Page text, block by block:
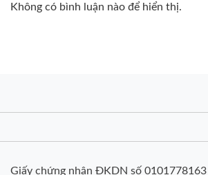
Không có bình luận nào để hiển thị.
Giấy chứng nhận ĐKDN số 0101778163